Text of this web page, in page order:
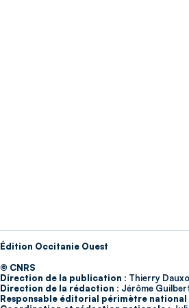
Édition Occitanie Ouest
© CNRS
Direction de la publication : Thierry
Direction de la rédaction : Jérôme
Responsable éditorial périmètre national